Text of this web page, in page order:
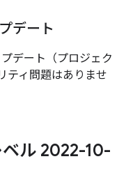
デート
デート（プロジェク
ティ問題はありませ
ル 2022-10-